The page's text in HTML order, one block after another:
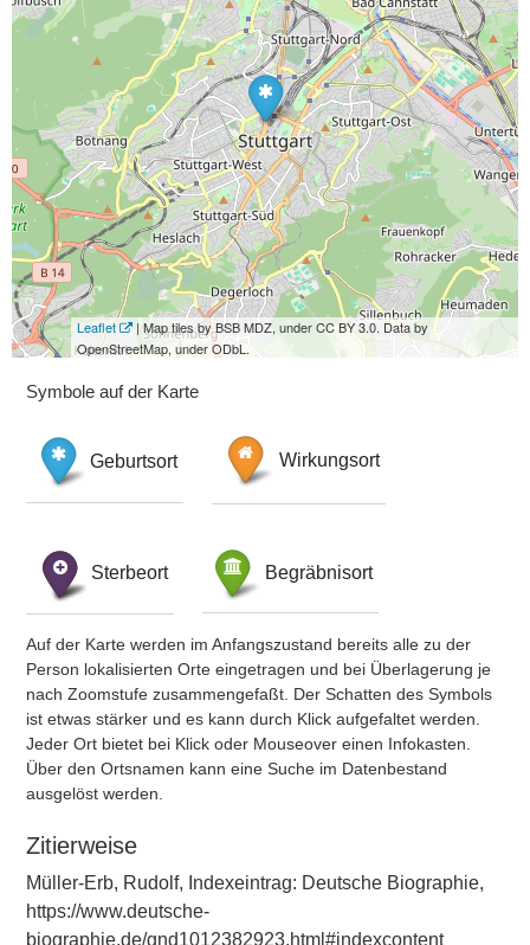
Leaflet
| Map tiles by BSB MDZ, under CC BY 3.0. Data by
OpenStreetMap, under ODbL.
Symbole auf der Karte
Geburtsort Wirkungsort
Sterbeort Begräbnisort
Auf der Karte werden im Anfangszustand bereits alle zu der
Person lokalisierten Orte eingetragen und bei Überlagerung je
nach Zoomstufe zusammengefaßt. Der Schatten des Symbols
ist etwas stärker und es kann durch Klick aufgefaltet werden.
Jeder Ort bietet bei Klick oder Mouseover einen Infokasten.
Über den Ortsnamen kann eine Suche im Datenbestand
ausgelöst werden.
Zitierweise
Müller-Erb, Rudolf, Indexeintrag: Deutsche Biographie,
https://www.deutsche-
biographie.de/gnd1012382923.html#indexcontent